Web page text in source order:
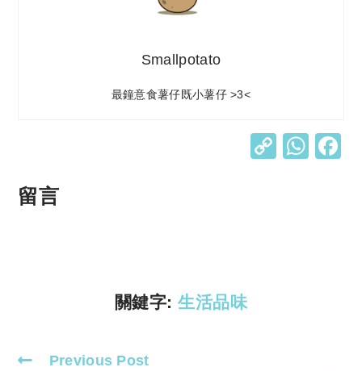
Smallpotato
最鐘意食薯仔既小薯仔 >3<
C W
留言
關鍵字:生活品味
Read
Previous Post